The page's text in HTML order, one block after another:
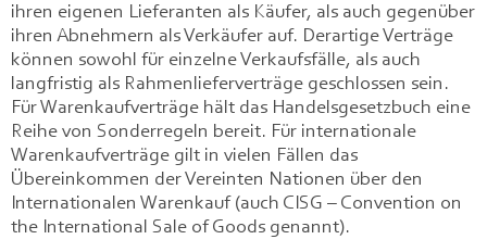
ihren eigenen Lieferanten als Käufer, als auch gegenüber
ihren Abnehmern als Verkäufer auf. Derartige Verträge
können sowohl für einzelne Verkaufsfälle, als auch
langfristig als Rahmenlieferverträge geschlossen sein.
Für Warenkaufverträge hält das Handelsgesetzbuch eine
Reihe von Sonderregeln bereit. Für internationale
Warenkaufverträge gilt in vielen Fällen das
Übereinkommen der Vereinten Nationen über den
Internationalen Warenkauf (auch CISG – Convention on
the International Sale of Goods genannt).